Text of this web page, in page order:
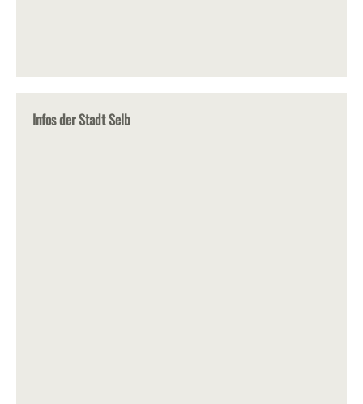
Infos der Stadt Selb